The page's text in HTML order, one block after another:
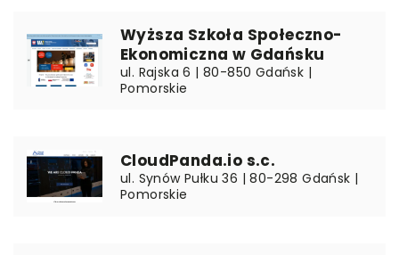
Wyższa Szkoła Społeczno-
Ekonomiczna w Gdańsku
ul. Rajska 6 | 80-850 Gdańsk |
Pomorskie
CloudPanda.io s.c.
ul. Synów Pułku 36 | 80-298 Gdańsk |
Pomorskie